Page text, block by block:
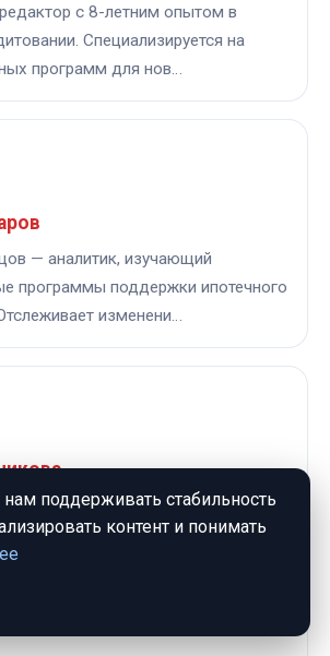
с 8-летним опытом в
Специализируется на
программ для нов…
— аналитик, изучающий
программы поддержки ипотечного
изменени…
— редактор, освещающий вопросы
при ипотеке. Помогает
какие страхов…
поддерживать стабильность
контент и понимать